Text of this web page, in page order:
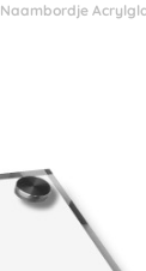
Naambordje